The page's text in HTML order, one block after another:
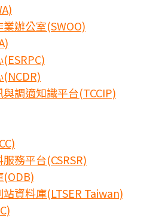
辦公室(SWOO)
調適知識平台(TCCIP)
務平台(CSRSR)
資料庫(LTSER Taiwan)